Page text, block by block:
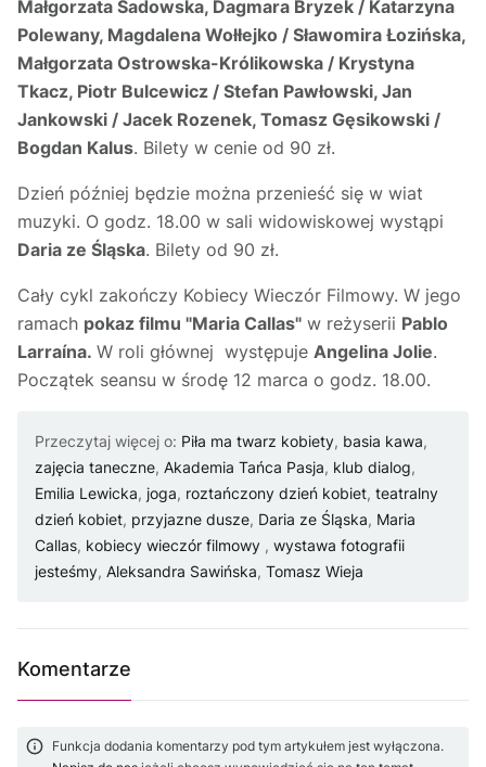
Małgorzata Sadowska, Dagmara Bryzek / Katarzyna
Polewany, Magdalena Wołłejko / Sławomira Łozińska,
Małgorzata Ostrowska-Królikowska / Krystyna
Tkacz, Piotr Bulcewicz / Stefan Pawłowski, Jan
Jankowski / Jacek Rozenek, Tomasz Gęsikowski /
Bogdan Kalus. Bilety w cenie od 90 zł.
Dzień później będzie można przenieść się w wiat
muzyki. O godz. 18.00 w sali widowiskowej wystąpi
Daria ze Śląska. Bilety od 90 zł.
Cały cykl zakończy Kobiecy Wieczór Filmowy. W jego
ramach pokaz filmu "Maria Callas" w reżyserii Pablo
Larraína. W roli głównej występuje Angelina Jolie.
Początek seansu w środę 12 marca o godz. 18.00.
Przeczytaj więcej o: Piła ma twarz kobiety, basia kawa,
zajęcia taneczne, Akademia Tańca Pasja, klub dialog,
Emilia Lewicka, joga, roztańczony dzień kobiet, teatralny
dzień kobiet, przyjazne dusze, Daria ze Śląska, Maria
Callas, kobiecy wieczór filmowy , wystawa fotografii
jesteśmy, Aleksandra Sawińska, Tomasz Wieja
Komentarze
Funkcja dodania komentarzy pod tym artykułem jest wyłączona.